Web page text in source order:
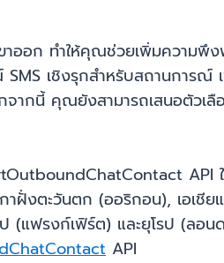
ออก ทำให้คุณช่วยเพิ่มความพึ
เชิงรุกสำหรับสถานการณ์
กนี้ คุณยังสามารถเสนอตัวเลื
API
าฝั่งตะวันตก (ออริกอน), เอเชี
ฟรงก์เฟิร์ต) และยุโรป (ลอน
API